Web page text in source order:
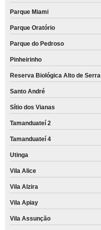
Parque Miami
Parque Oratório
Parque do Pedroso
Pinheirinho
Reserva Biológica Alto de Serra
Santo André
Sítio dos Vianas
Tamanduateí 2
Tamanduateí 4
Utinga
Vila Alice
Vila Alzira
Vila Apiay
Vila Assunção